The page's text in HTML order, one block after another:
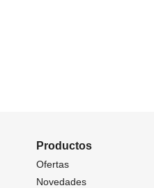
Productos
Ofertas
Novedades